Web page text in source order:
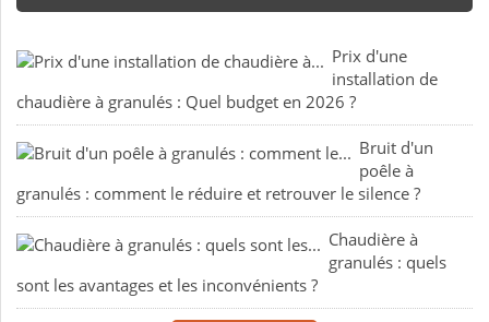
Prix d'une
installation de
chaudière à granulés : Quel budget en 2026 ?
Bruit d'un
poêle à
granulés : comment le réduire et retrouver le silence ?
Chaudière à
granulés : quels
sont les avantages et les inconvénients ?